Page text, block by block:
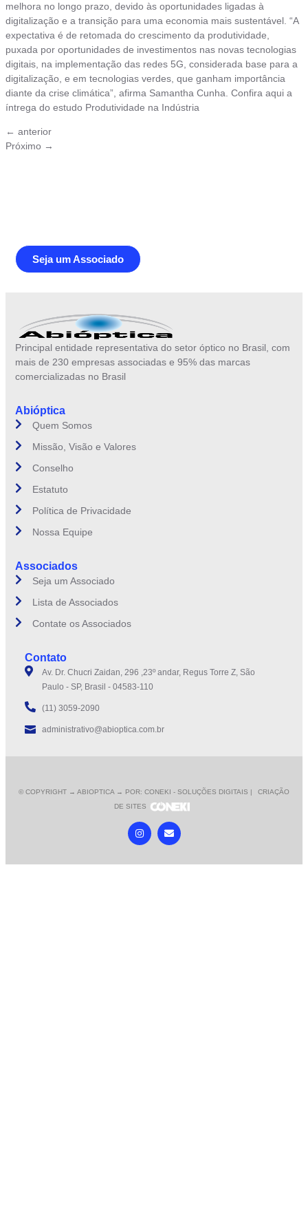
melhora no longo prazo, devido às oportunidades ligadas à
digitalização e a transição para uma economia mais sustentável. “A
expectativa é de retomada do crescimento da produtividade,
puxada por oportunidades de investimentos nas novas tecnologias
digitais, na implementação das redes 5G, considerada base para a
digitalização, e em tecnologias verdes, que ganham importância
diante da crise climática”, afirma Samantha Cunha. Confira aqui a
íntrega do estudo Produtividade na Indústria
← anterior
Próximo →
Seja um Associado
Principal entidade representativa do setor óptico no Brasil, com
mais de 230 empresas associadas e 95% das marcas
comercializadas no Brasil
Abióptica
Quem Somos
Missão, Visão e Valores
Conselho
Estatuto
Política de Privacidade
Nossa Equipe
Associados
Seja um Associado
Lista de Associados
Contate os Associados
Contato
Av. Dr. Chucri Zaidan, 296 ,23º andar, Regus Torre Z, São
Paulo - SP, Brasil - 04583-110
(11) 3059-2090
administrativo@abioptica.com.br
© COPYRIGHT → ABIOPTICA → POR: CONEKI - SOLUÇÕES DIGITAIS |
CRIAÇÃO
DE SITES